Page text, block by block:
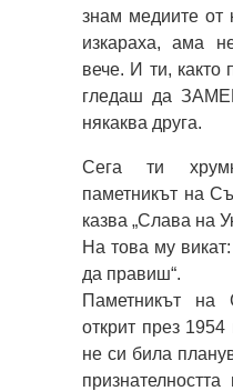
знам медиите от
изкараха, ама
вече. И ти, както
гледаш да
някаква друга.
Сега ти
паметникът на
казва „Слава на
На това му
да правиш“.
Паметникът на
открит през
не си била